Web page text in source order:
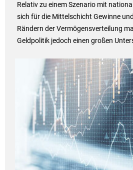
Relativ zu einem Szenario mit
sich für die Mittelschicht Gewinne
Rändern der Vermögensverteilung
Geldpolitik jedoch einen großen